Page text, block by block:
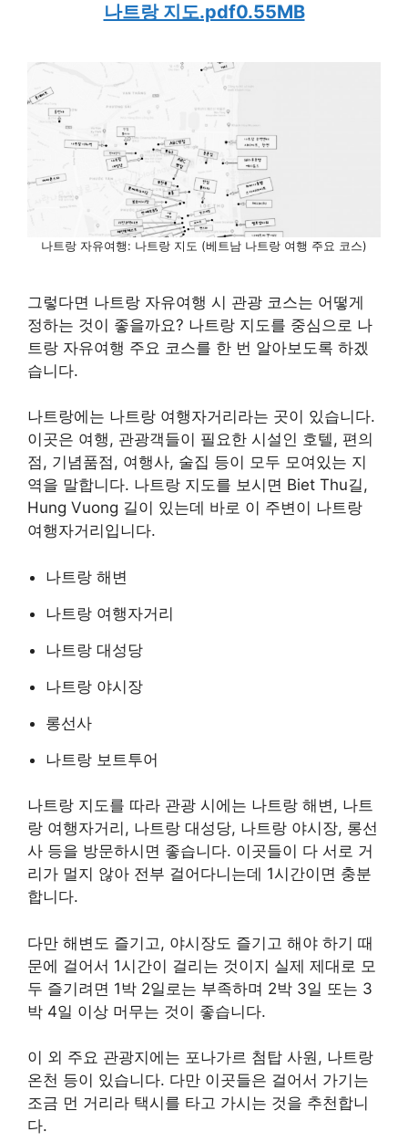
나트랑 지도.pdf0.55MB
나트랑 자유여행: 나트랑 지도 (베트남 나트랑 여행 주요 코스)
그렇다면 나트랑 자유여행 시 관광 코스는 어떻게
정하는 것이 좋을까요? 나트랑 지도를 중심으로 나
트랑 자유여행 주요 코스를 한 번 알아보도록 하겠
습니다.
나트랑에는 나트랑 여행자거리라는 곳이 있습니다.
이곳은 여행, 관광객들이 필요한 시설인 호텔, 편의
점, 기념품점, 여행사, 술집 등이 모두 모여있는 지
역을 말합니다. 나트랑 지도를 보시면 Biet Thu길,
Hung Vuong 길이 있는데 바로 이 주변이 나트랑
여행자거리입니다.
나트랑 해변
나트랑 여행자거리
나트랑 대성당
나트랑 야시장
롱선사
나트랑 보트투어
나트랑 지도를 따라 관광 시에는 나트랑 해변, 나트
랑 여행자거리, 나트랑 대성당, 나트랑 야시장, 롱선
사 등을 방문하시면 좋습니다. 이곳들이 다 서로 거
리가 멀지 않아 전부 걸어다니는데 1시간이면 충분
합니다.
다만 해변도 즐기고, 야시장도 즐기고 해야 하기 때
문에 걸어서 1시간이 걸리는 것이지 실제 제대로 모
두 즐기려면 1박 2일로는 부족하며 2박 3일 또는 3
박 4일 이상 머무는 것이 좋습니다.
이 외 주요 관광지에는 포나가르 첨탑 사원, 나트랑
온천 등이 있습니다. 다만 이곳들은 걸어서 가기는
조금 먼 거리라 택시를 타고 가시는 것을 추천합니
다.